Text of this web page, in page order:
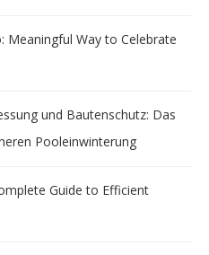
Meaningful Way to Celebrate
und Bautenschutz: Das
Pooleinwinterung
Guide to Efficient